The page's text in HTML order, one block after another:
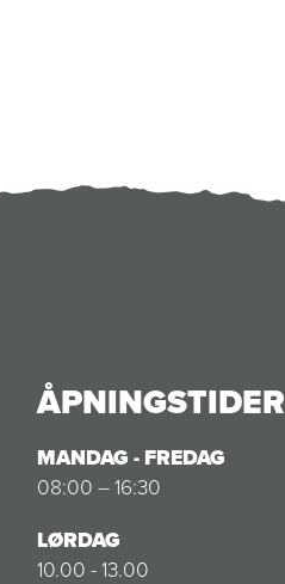
ÅPNINGSTIDER
MANDAG - FREDAG
08:00 – 16:30
LØRDAG
10.00 - 13.00